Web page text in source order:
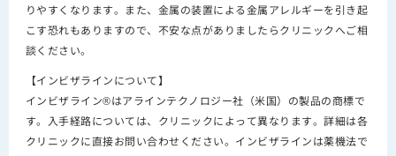
りやすくなります。また、金属の装置による金属アレルギーを引き起
こす恐れもありますので、不安な点がありましたらクリニックへご相
談ください。
【インビザラインについて】
インビザライン®はアラインテクノロジー社（米国）の製品の商標で
す。入手経路については、クリニックによって異なります。詳細は各
クリニックに直接お問い合わせください。インビザラインは薬機法で